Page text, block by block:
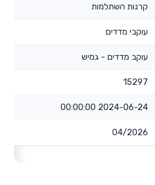
קרנות השתלמות
עוקבי מדדים
עוקב מדדים - גמיש
15297
2024-06-24 00:00:00
04/2026